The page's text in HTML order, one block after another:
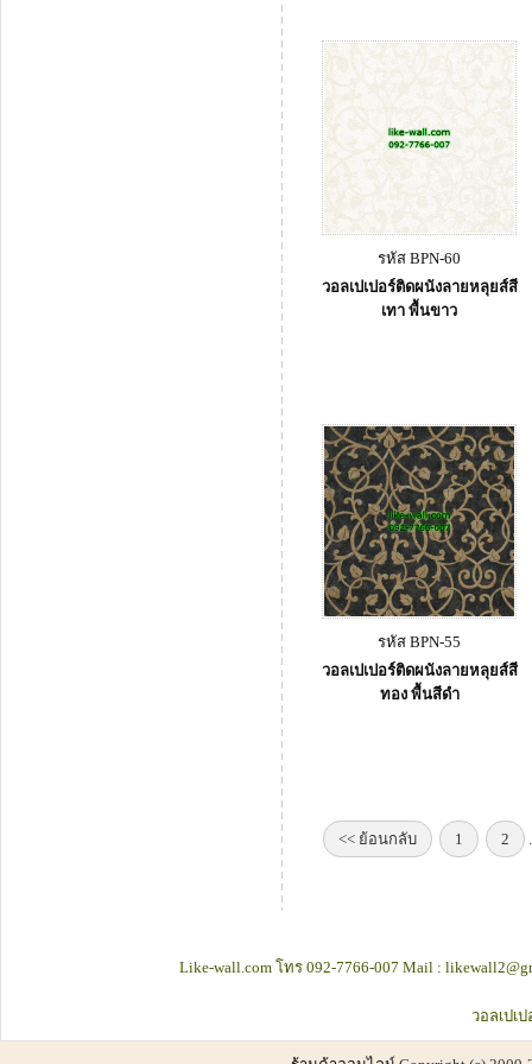
รหัส BPN-60
วอลเปเปอร์ติดผนังลายหลุยส์สี
เทา พื้นขาว
รหัส BPN-55
วอลเปเปอร์ติดผนังลายหลุยส์สี
ทอง พื้นสีดำ
<< ย้อนกลับ 1 2
Like-wall.com โทร 092-7766-007 Mail :
วอลเปเ